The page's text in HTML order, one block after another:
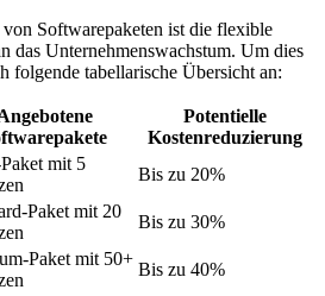
Softwarepaketen ist die flexible
das Unternehmenswachstum. Um dies
folgende tabellarische Übersicht an:
Potentielle
Kostenreduzierung
mit 5
Bis zu 20%
Paket mit 20
Bis zu 30%
Paket mit 50+
Bis zu 40%